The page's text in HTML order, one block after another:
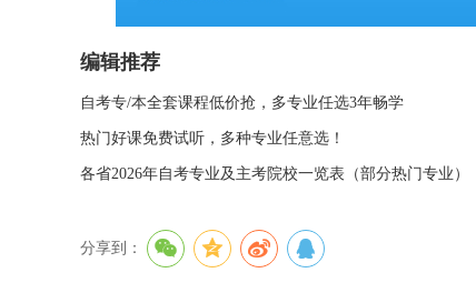
编辑推荐
自考专/本全套课程低价抢，多专业任选3年畅学
热门好课免费试听，多种专业任意选！
各省2026年自考专业及主考院校一览表（部分热门专业）
分享到：